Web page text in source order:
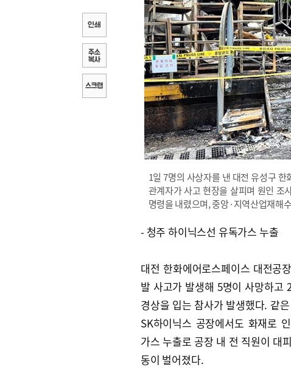
1일 7명의 사상자를 낸 대전 유성구
관계자가 사고 현장을 살피며 원인 조
명령을 내렸으며, 중앙·지역산업재해
- 청주 하이닉스선 유독가스 누출
대전 한화에어로스페이스 대전공
발 사고가 발생해 5명이 사망하고
경상을 입는 참사가 발생했다. 같
SK하이닉스 공장에서도 화재로
가스 누출로 공장 내 전 직원이 대
동이 벌어졌다.